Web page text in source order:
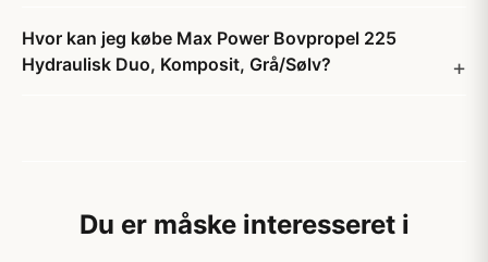
Hvor kan jeg købe Max Power Bovpropel 225
Hydraulisk Duo, Komposit, Grå/Sølv?
Du er måske interesseret i